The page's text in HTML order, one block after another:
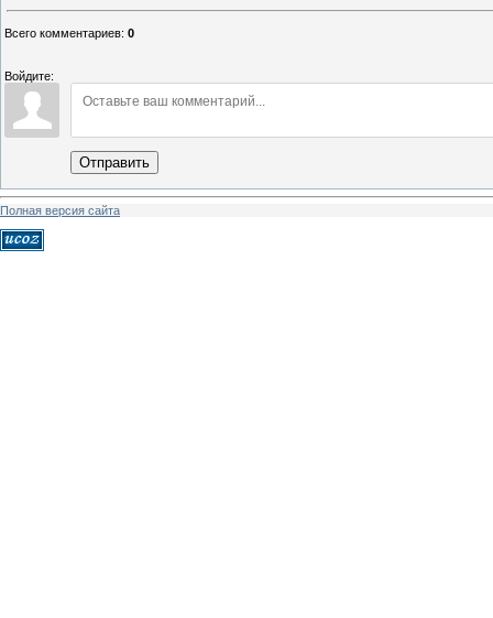
Всего комментариев: 0
Войдите:
Отправить
Полная версия сайта